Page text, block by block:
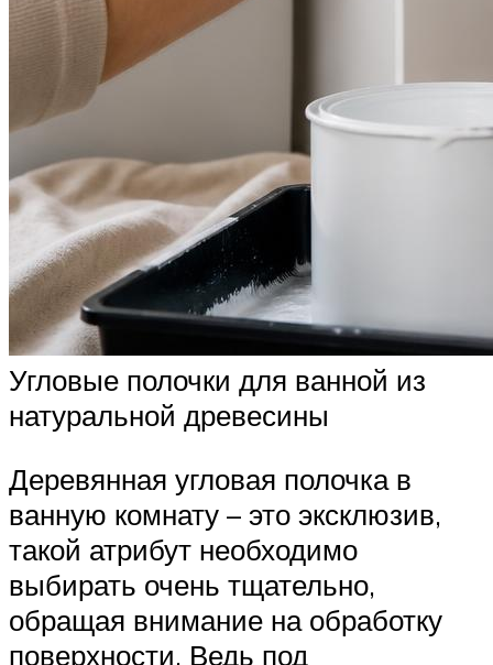
Угловые полочки для ванной из
натуральной древесины
Деревянная угловая полочка в
ванную комнату – это эксклюзив,
такой атрибут необходимо
выбирать очень тщательно,
обращая внимание на обработку
поверхности. Ведь под